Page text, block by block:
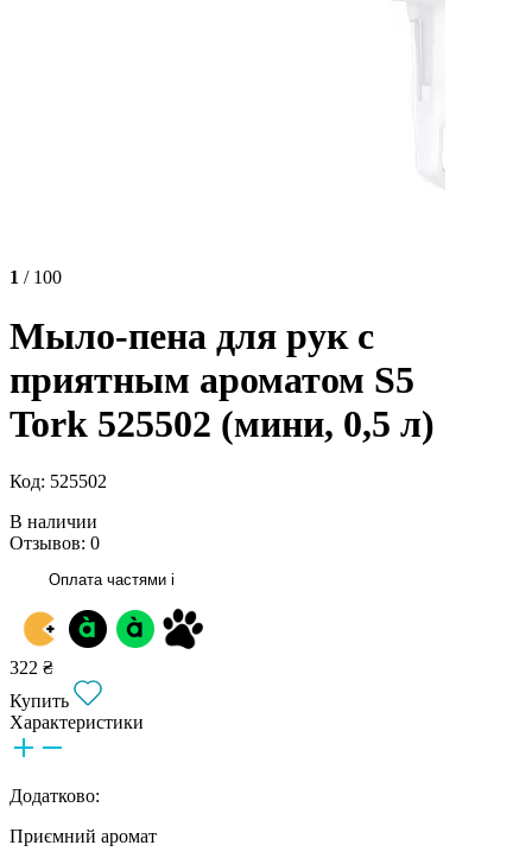
1 / 100
Мыло-пена для рук с
приятным ароматом S5
Tork 525502 (мини, 0,5 л)
Код: 525502
В наличии
Отзывов: 0
Оплата частями i
322 ₴
Купить
Характеристики
Додатково:
Приємний аромат